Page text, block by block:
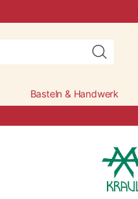
Basteln & Handwerk